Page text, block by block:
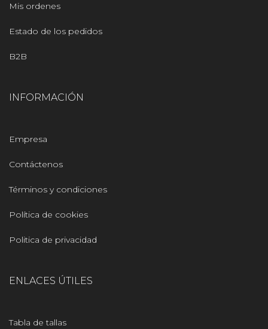
Mis ordenes
Estado de los pedidos
B2B
INFORMACIÓN
Empresa
Contáctenos
Términos y condiciones
Política de cookies
Politica de privacidad
ENLACES ÚTILES
Tabla de tallas